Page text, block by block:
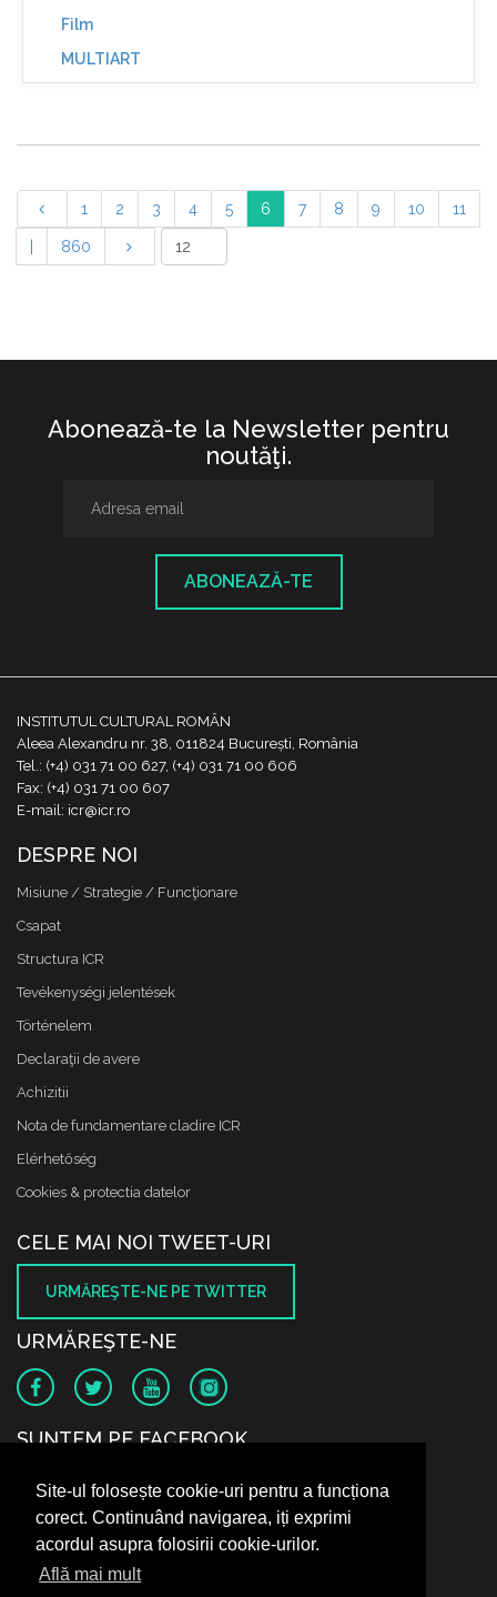
Site-ul folosește cookie-uri pentru a funcționa
corect. Continuând navigarea, iți exprimi
acordul asupra folosirii cookie-urilor.
Află mai mult
Film
MULTIART
1 2 3 4 5 6 7 8 9 10 11
860
Abonează-te la Newsletter pentru
noutăţi.
ABONEAZĂ-TE
INSTITUTUL CULTURAL ROMÂN
Aleea Alexandru nr. 38, 011824 București, România
Tel.: (+4) 031 71 00 627, (+4) 031 71 00 606
Fax: (+4) 031 71 00 607
E-mail: icr@icr.ro
DESPRE NOI
Misiune / Strategie / Funcţionare
Csapat
Structura ICR
Tevékenységi jelentések
Történelem
Declaraţii de avere
Achizitii
Nota de fundamentare cladire ICR
Elérhetőség
Cookies & protectia datelor
CELE MAI NOI TWEET-URI
URMĂREŞTE-NE PE TWITTER
URMĂREŞTE-NE
SUNTEM PE FACEBOOK